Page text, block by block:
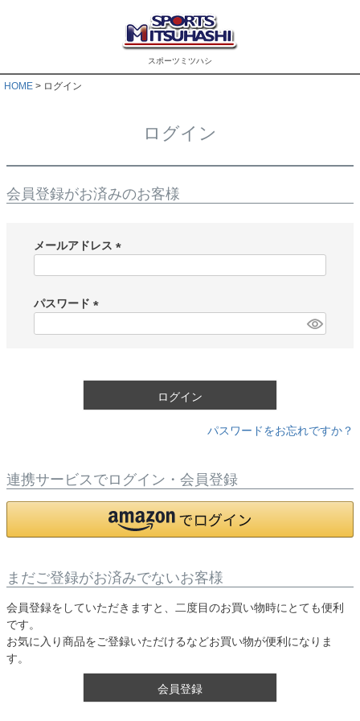
スポーツミツハシ
HOME ログイン
ログイン
会員登録がお済みのお客様
メールアドレス
)
パスワード
ログイン
パスワードをお忘れですか？
連携サービスでログイン・会員登録
まだご登録がお済みでないお客様
会員登録をしていただきますと、二度目のお買い物時にとても便利
です。
お気に入り商品をご登録いただけるなどお買い物が便利になりま
す。
会員登録